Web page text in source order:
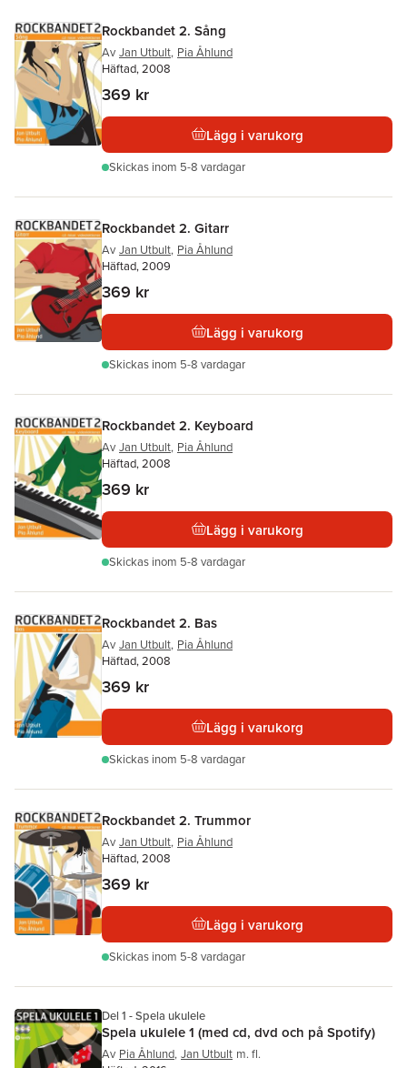
Rockbandet 2. Sång
Av Jan Utbult, Pia Åhlund
Häftad, 2008
369 kr
Lägg i varukorg
Skickas inom 5-8 vardagar
Rockbandet 2. Gitarr
Av Jan Utbult, Pia Åhlund
Häftad, 2009
369 kr
Lägg i varukorg
Skickas inom 5-8 vardagar
Rockbandet 2. Keyboard
Av Jan Utbult, Pia Åhlund
Häftad, 2008
369 kr
Lägg i varukorg
Skickas inom 5-8 vardagar
Rockbandet 2. Bas
Av Jan Utbult, Pia Åhlund
Häftad, 2008
369 kr
Lägg i varukorg
Skickas inom 5-8 vardagar
Rockbandet 2. Trummor
Av Jan Utbult, Pia Åhlund
Häftad, 2008
369 kr
Lägg i varukorg
Skickas inom 5-8 vardagar
Del 1 - Spela ukulele
Spela ukulele 1 (med cd, dvd och på Spotify)
Av Pia Åhlund, Jan Utbult m. fl.